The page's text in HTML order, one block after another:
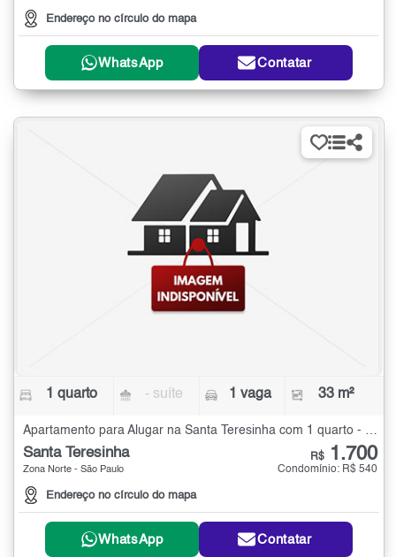
Endereço no círculo do mapa
WhatsApp Contatar
1 quarto - suíte 1 vaga 33 m²
Apartamento para Alugar na Santa Teresinha com 1 quarto - 33 m²
Santa Teresinha
Zona Norte - São Paulo
Endereço no círculo do mapa
R$ 1.700
Condomínio: R$ 540
WhatsApp Contatar